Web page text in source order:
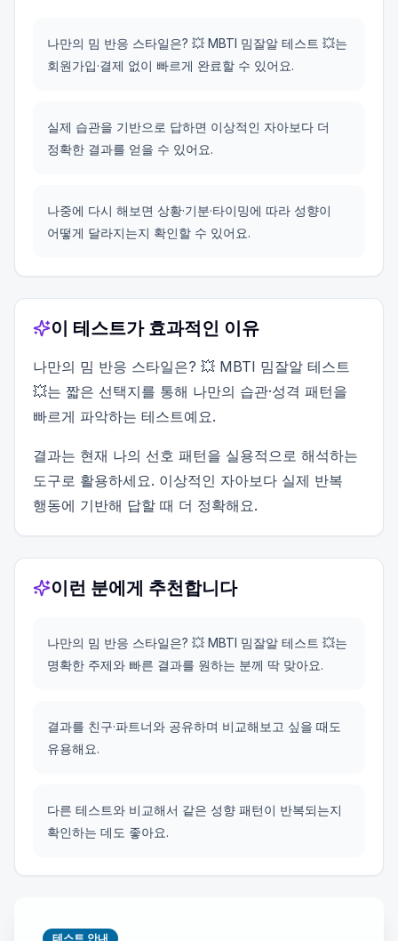
나만의 밈 반응 스타일은? 💥 MBTI 밈잘알 테스트 💥는
회원가입·결제 없이 빠르게 완료할 수 있어요.
실제 습관을 기반으로 답하면 이상적인 자아보다 더
정확한 결과를 얻을 수 있어요.
나중에 다시 해보면 상황·기분·타이밍에 따라 성향이
어떻게 달라지는지 확인할 수 있어요.
이 테스트가 효과적인 이유
나만의 밈 반응 스타일은? 💥 MBTI 밈잘알 테스트
💥는 짧은 선택지를 통해 나만의 습관·성격 패턴을
빠르게 파악하는 테스트예요.
결과는 현재 나의 선호 패턴을 실용적으로 해석하는
도구로 활용하세요. 이상적인 자아보다 실제 반복
행동에 기반해 답할 때 더 정확해요.
이런 분에게 추천합니다
나만의 밈 반응 스타일은? 💥 MBTI 밈잘알 테스트 💥는
명확한 주제와 빠른 결과를 원하는 분께 딱 맞아요.
결과를 친구·파트너와 공유하며 비교해보고 싶을 때도
유용해요.
다른 테스트와 비교해서 같은 성향 패턴이 반복되는지
확인하는 데도 좋아요.
테스트 안내